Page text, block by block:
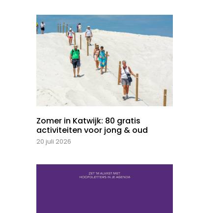
Zomer in Katwijk: 80 gratis
activiteiten voor jong & oud
20 juli 2026